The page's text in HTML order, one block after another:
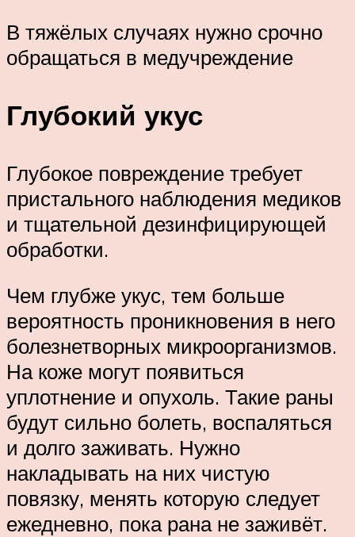
В тяжёлых случаях нужно срочно
обращаться в медучреждение
Глубокий укус
Глубокое повреждение требует
пристального наблюдения медиков
и тщательной дезинфицирующей
обработки.
Чем глубже укус, тем больше
вероятность проникновения в него
болезнетворных микроорганизмов.
На коже могут появиться
уплотнение и опухоль. Такие раны
будут сильно болеть, воспаляться
и долго заживать. Нужно
накладывать на них чистую
повязку, менять которую следует
ежедневно, пока рана не заживёт.